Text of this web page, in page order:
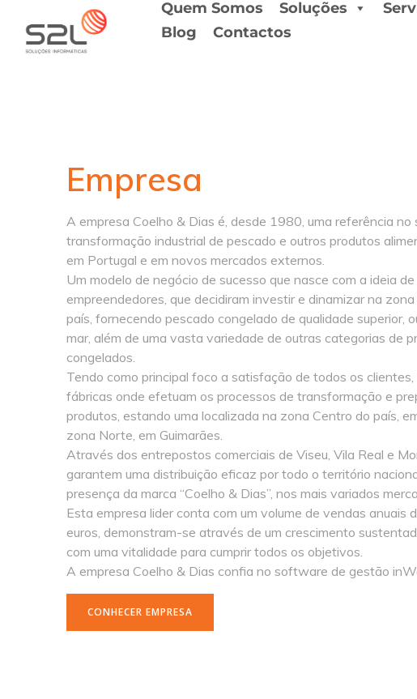
Quem Somos Soluções
Blog
Contactos
Empresa
A empresa Coelho & Dias é, desde 1980, uma referência no
transformação industrial de pescado e outros produtos
em Portugal e em novos mercados externos.
Um modelo de negócio de sucesso que nasce com a ideia
empreendedores, que decidiram investir e dinamizar na
país, fornecendo pescado congelado de qualidade superior,
mar, além de uma vasta variedade de outras categorias de
congelados.
Tendo como principal foco a satisfação de todos os
fábricas onde efetuam os processos de transformação e
produtos, estando uma localizada na zona Centro do país,
zona Norte, em Guimarães.
Através dos entrepostos comerciais de Viseu, Vila Real e
garantem uma distribuição eficaz por todo o território
presença da marca “Coelho & Dias”, nos mais variados
Esta empresa lider conta com um volume de vendas anuais
euros, demonstram-se através de um crescimento
com uma vitalidade para cumprir todos os objetivos.
A empresa Coelho & Dias confia nosoftware de gestão
CONHECER EMPRESA